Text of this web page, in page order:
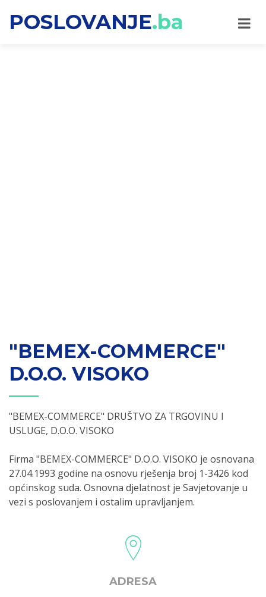
POSLOVANJE.ba
"BEMEX-COMMERCE"
D.O.O. VISOKO
"BEMEX-COMMERCE" DRUŠTVO ZA TRGOVINU I
USLUGE, D.O.O. VISOKO
Firma "BEMEX-COMMERCE" D.O.O. VISOKO je osnovana
27.04.1993 godine na osnovu rješenja broj 1-3426 kod
općinskog suda. Osnovna djelatnost je Savjetovanje u
vezi s poslovanjem i ostalim upravljanjem.
ADRESA